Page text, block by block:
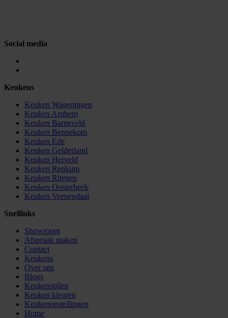
Social media
Keukens
Keuken Wageningen
Keuken Arnhem
Keuken Barneveld
Keuken Bennekom
Keuken Ede
Keuken Gelderland
Keuken Herveld
Keuken Renkum
Keuken Rhenen
Keuken Oosterbeek
Keuken Veenendaal
Snellinks
Showroom
Afspraak maken
Contact
Keukens
Over ons
Blogs
Keukenstijlen
Keuken kleuren
Keukenopstellingen
Home